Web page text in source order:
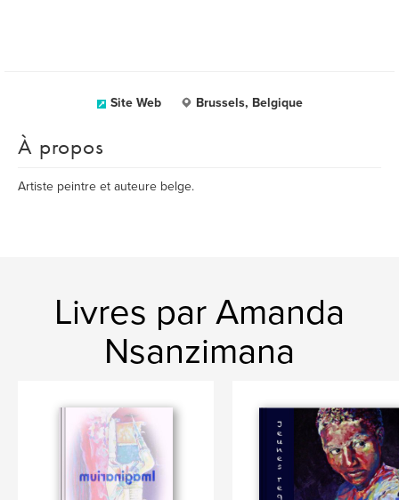
Site Web Brussels, Belgique
À propos
Artiste peintre et auteure belge.
Livres par Amanda
Nsanzimana